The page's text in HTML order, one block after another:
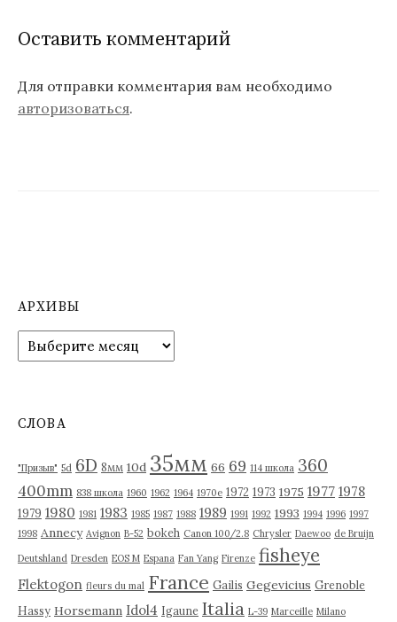
г
ц
и
п
и
с
м
Оставить комментарий
Для отправки комментария вам необходимо
авторизоваться.
АРХИВЫ
р
в
СЛОВА
"Призыв" 5d 6D 8мм 10d 35мм 66 69 114 школа 360
400mm 838 школа 1960 1962 1964 1970е 1972 1973 1975 1977 1978
1979 1980 1981 1983 1985 1987 1988 1989 1991 1992 1993 1994 1996 1997
1998 Annecy Avignon B-52 bokeh Canon 100/2.8 Chrysler Daewoo de Bruijn
Deutshland Dresden EOS M Espana Fan Yang Firenze fisheye
Flektogon fleurs du mal France Gailis Gegevicius Grenoble
Hassy Horsemann Idol4 Igaune Italia L-39 Marceille Milano